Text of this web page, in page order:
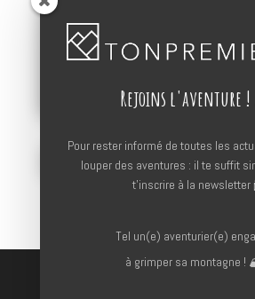
Suivre Suivre
Rejoins
Pour rester informé de toutes les
louper des aventures : il te suffit
t'inscrire à la newsletter
Tel un(e) aventurier(e)
à grimper sa montagne !